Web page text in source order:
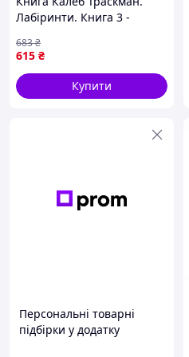
Лабіринти. Книга 3 -
(9786175223680)
615 ₴
683₴
Купити
Персональні товарні
підбірки у додатку